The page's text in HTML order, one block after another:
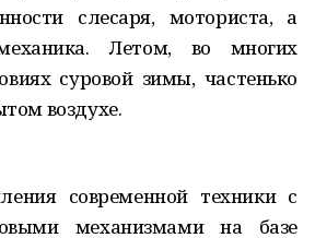
слесаря, моториста, а
Летом, во многих
суровой зимы, частенько
воздухе.
современной техники с
механизмами на базе